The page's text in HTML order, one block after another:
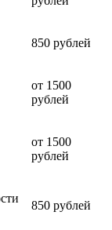
850 рублей
от 1500
рублей
от 1500
рублей
850 рублей